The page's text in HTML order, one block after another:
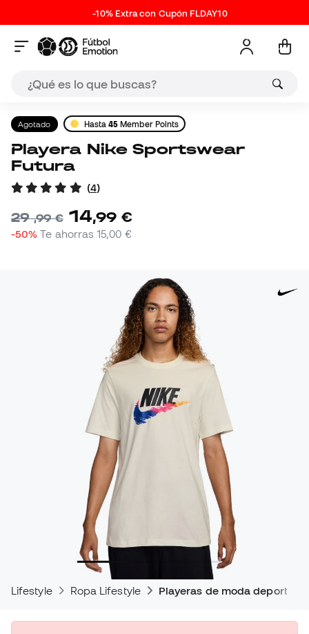
-10% Extra con Cupón FLDAY10
Agotado Hasta45 Member Points
Playera Nike Sportswear
Futura
(4)
29,99 € 14,99 €
-50% Te ahorras15,00 €
Lifestyle Ropa Lifestyle Playeras de moda deportiva